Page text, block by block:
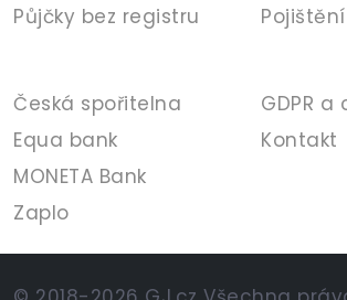
Půjčky bez registru
Česká spořitelna
Equa bank
MONETA Bank
Zaplo
GDPR a
Kontakt